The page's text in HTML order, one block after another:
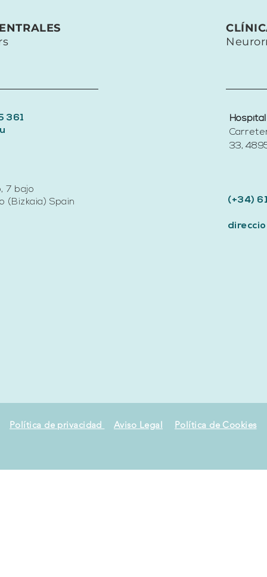
neuromodulación y
la
361
7 bajo
(Bizkaia) Spain
33,
(+34)
Política de privacidad Aviso Legal Política de Cookies